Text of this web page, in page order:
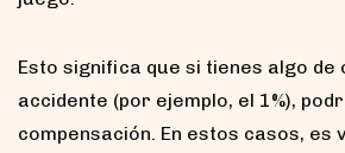
Esto significa que si tienes algo de
accidente (por ejemplo, el 1%),
compensación. En estos casos, es